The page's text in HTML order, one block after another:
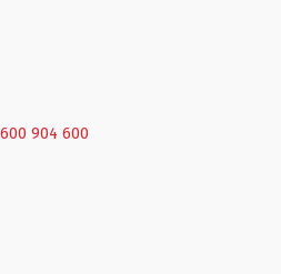
600 904 600